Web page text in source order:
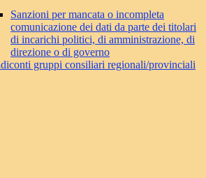
Sanzioni per mancata o incompleta
comunicazione dei dati da parte dei titolari
di incarichi politici, di amministrazione, di
direzione o di governo
gruppi consiliari regionali/provinciali